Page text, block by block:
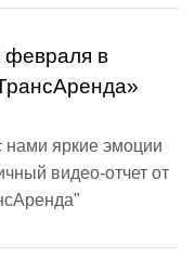
февраля в
нами яркие эмоции
видео-отчет от